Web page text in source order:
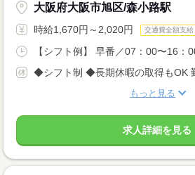
大阪府大阪市旭区/森小路駅
時給1,670円～2,020円 交通費全額支給
【シフト例】 早番／07：00〜16：
◆シフト制 ◆長期休暇の取得もOK
もっと見る
求人詳細を見る